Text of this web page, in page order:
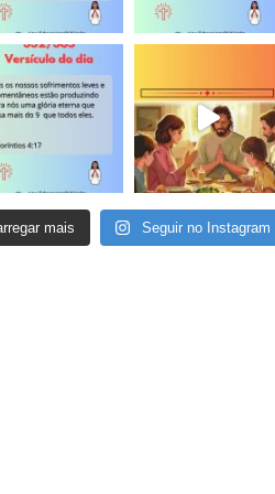
mais Seguir no Instagram